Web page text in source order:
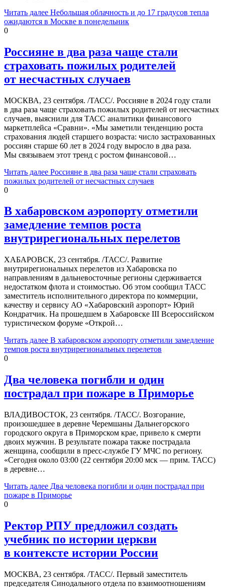
Читать далее Небольшая облачность и до 17 градусов тепла
ожидаются в Москве в понедельник
0
Россияне в два раза чаще стали
страховать пожилых родителей
от несчастных случаев
МОСКВА, 23 сентября. /ТАСС/. Россияне в 2024 году стали
в два раза чаще страховать пожилых родителей от несчастных
случаев, выяснили для ТАСС аналитики финансового
маркетплейса «Сравни». «Мы заметили тенденцию роста
страхования людей старшего возраста: число застрахованных
россиян старше 60 лет в 2024 году выросло в два раза.
Мы связываем этот тренд с ростом финансовой…
Читать далее Россияне в два раза чаще стали страховать
пожилых родителей от несчастных случаев
0
В хабаровском аэропорту отметили
замедление темпов роста
внутрирегиональных перелетов
ХАБАРОВСК, 23 сентября. /ТАСС/. Развитие
внутрирегиональных перелетов из Хабаровска по
направлениям в дальневосточные регионы сдерживается
недостатком флота и стоимостью. Об этом сообщил ТАСС
заместитель исполнительного директора по коммерции,
качеству и сервису АО «Хабаровский аэропорт» Юрий
Кондратчик. На прошедшем в Хабаровске III Всероссийском
туристическом форуме «Открой…
Читать далее В хабаровском аэропорту отметили замедление
темпов роста внутрирегиональных перелетов
0
Два человека погибли и один
пострадал при пожаре в Приморье
ВЛАДИВОСТОК, 23 сентября. /ТАСС/. Возгорание,
произошедшее в деревне Черемшаны Дальнегорского
городского округа в Приморском крае, привело к смерти
двоих мужчин. В результате пожара также пострадала
женщина, сообщили в пресс-службе ГУ МЧС по региону.
«Сегодня около 03:00 (22 сентября 20:00 мск — прим. ТАСС)
в деревне…
Читать далее Два человека погибли и один пострадал при
пожаре в Приморье
0
Ректор РПУ предложил создать
учебник по истории церкви
в контексте истории России
МОСКВА, 23 сентября. /ТАСС/. Первый заместитель
председателя Синодального отдела по взаимоотношениям